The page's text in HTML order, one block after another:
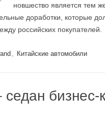
новшество является тем
доработки, которые
российских покупателей.
, Китайские автомобили
бизнес-